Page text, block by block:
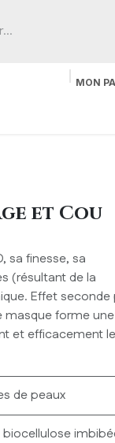
MON
et Cou
sa finesse, sa
(résultant de la
Effet seconde
masque forme une
et efficacement
de peaux
biocellulose